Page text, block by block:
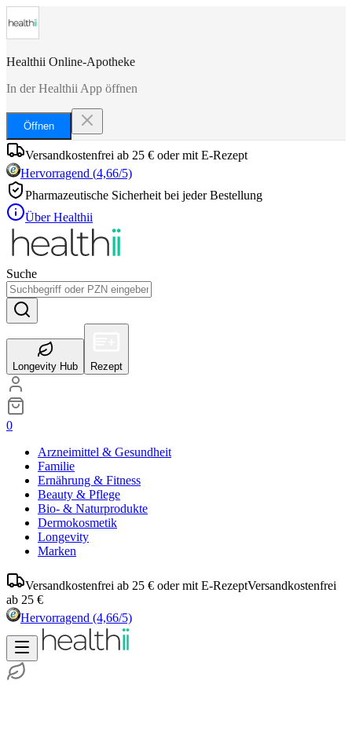
Healthii Online-Apotheke
In der Healthii App öffnen
Öffnen
Versandkostenfrei ab 25 € oder mit E-Rezept
Hervorragend (4,66/5)
Pharmazeutische Sicherheit bei jeder Bestellung
Über Healthii
Suche
Longevity Hub Rezept
0
Arzneimittel & Gesundheit
Familie
Ernährung & Fitness
Beauty & Pflege
Bio- & Naturprodukte
Dermokosmetik
Longevity
Marken
Versandkostenfrei ab 25 € oder mit E-RezeptVersandkostenfrei
ab 25 €
Hervorragend (4,66/5)